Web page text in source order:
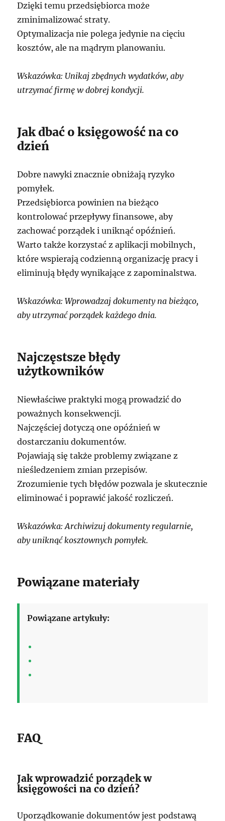
Dzięki temu przedsiębiorca może
zminimalizować straty.
Optymalizacja nie polega jedynie na cięciu
kosztów, ale na mądrym planowaniu.
Wskazówka: Unikaj zbędnych wydatków, aby
utrzymać firmę w dobrej kondycji.
Jak dbać o księgowość na co
dzień
Dobre nawyki znacznie obniżają ryzyko
pomyłek.
Przedsiębiorca powinien na bieżąco
kontrolować przepływy finansowe, aby
zachować porządek i uniknąć opóźnień.
Warto także korzystać z aplikacji mobilnych,
które wspierają codzienną organizację pracy i
eliminują błędy wynikające z zapominalstwa.
Wskazówka: Wprowadzaj dokumenty na bieżąco,
aby utrzymać porządek każdego dnia.
Najczęstsze błędy
użytkowników
Niewłaściwe praktyki mogą prowadzić do
poważnych konsekwencji.
Najczęściej dotyczą one opóźnień w
dostarczaniu dokumentów.
Pojawiają się także problemy związane z
nieśledzeniem zmian przepisów.
Zrozumienie tych błędów pozwala je skutecznie
eliminować i poprawić jakość rozliczeń.
Wskazówka: Archiwizuj dokumenty regularnie,
aby uniknąć kosztownych pomyłek.
Powiązane materiały
Powiązane artykuły:
FAQ
Jak wprowadzić porządek w
księgowości na co dzień?
Uporządkowanie dokumentów jest podstawą